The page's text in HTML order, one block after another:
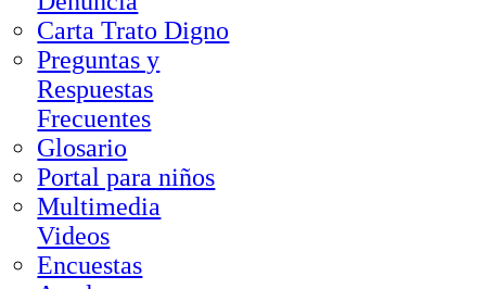
Carta Trato Digno
Preguntas y
Respuestas
Frecuentes
Glosario
Portal para niños
Multimedia
Videos
Encuestas